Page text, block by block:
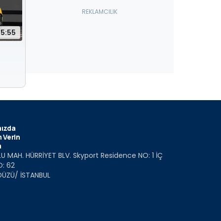
Verin
MAH. HÜRRİYET BLV. Skyport Residence NO: 1 İÇ
62
İSTANBUL